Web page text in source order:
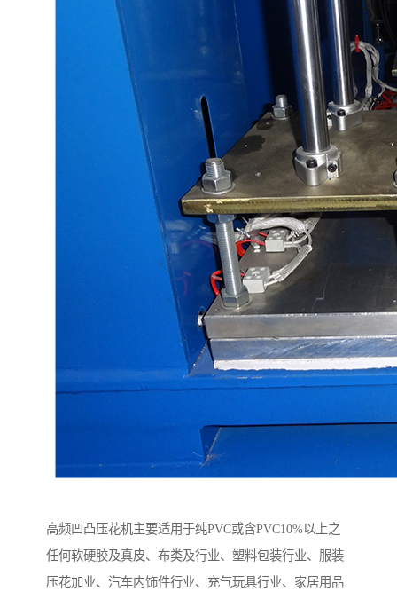
高频凹凸压花机主要适用于纯PVC或含PVC10%以上之
任何软硬胶及真皮、布类及行业、塑料包装行业、服装
压花加业、汽车内饰件行业、充气玩具行业、家居用品